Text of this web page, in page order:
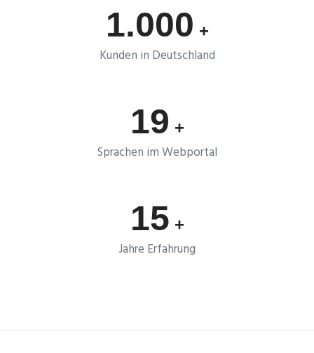
1.000 +
Kunden in Deutschland
19 +
Sprachen im Webportal
15 +
Jahre Erfahrung